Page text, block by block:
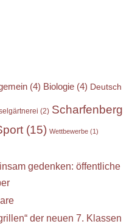
(4) Biologie (4) Deutsch
(2) Scharfenberg
(15) Wettbewerbe (1)
gedenken: öffentliche
der neuen 7. Klassen